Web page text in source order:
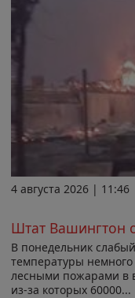
4 августа 2026 | 11:46
Штат Вашингтон
В понедельник
температуры
лесными пожарами в
из-за которых 60000...